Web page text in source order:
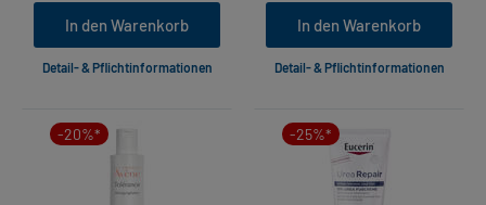
In den Warenkorb
Detail- & Pflichtinformationen
In den Warenkorb
Detail- & Pflichtinformationen
-20%* -25%*